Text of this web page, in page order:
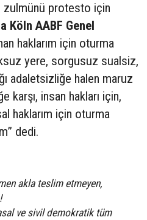
zulmünü protesto için
Köln AABF Genel
haklarım için oturma
yere, sorgusuz sualsiz,
adaletsizliğe halen maruz
karşı, insan hakları için,
haklarım için oturma
dedi.
akla teslim etmeyen,
ve sivil demokratik tüm